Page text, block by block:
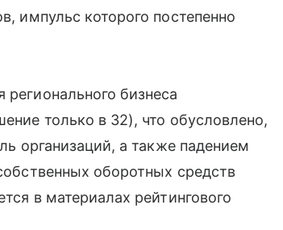
импульс которого постепенно
бизнеса
только в 32), что обусловлено,
организаций, а также падением
оборотных средств
в материалах рейтингового